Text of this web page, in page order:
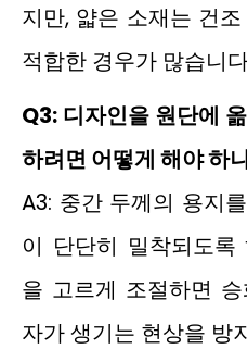
지만, 얇은 소재는 건
적합한 경우가 많습니
Q3: 디자인을 원단에
하려면 어떻게 해야 하
A3: 중간 두께의 용지
이 단단히 밀착되도록
을 고르게 조절하면
자가 생기는 현상을 방